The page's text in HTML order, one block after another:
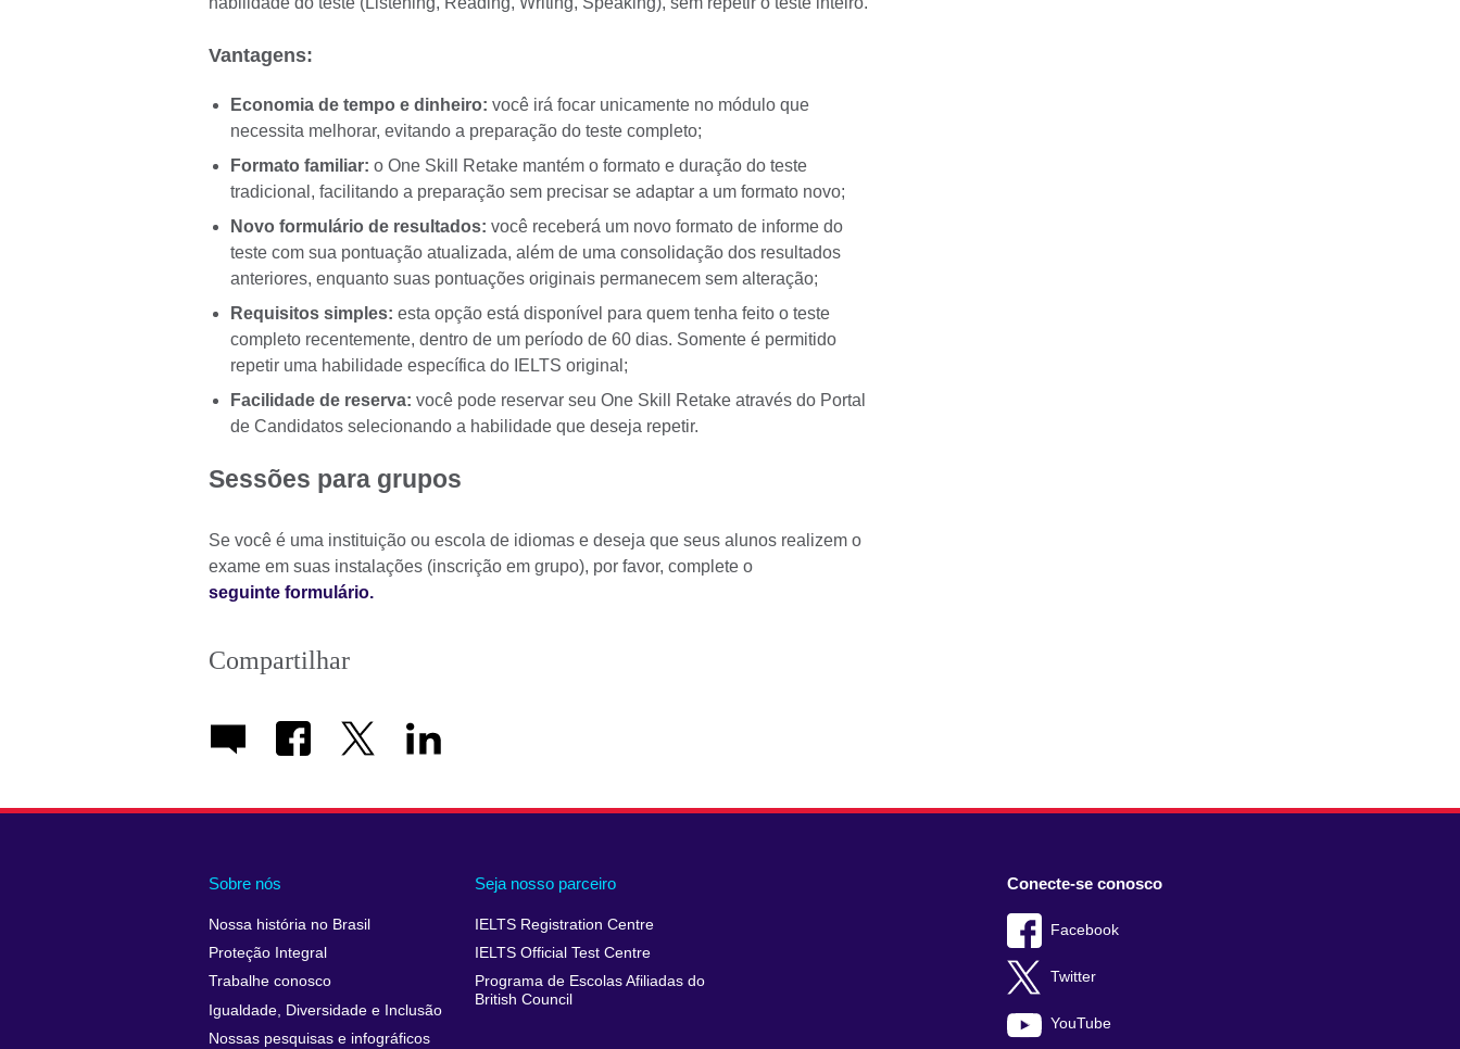
Vantagens:
Economia de tempo e dinheiro: você irá focar unicamente no módulo que
necessita melhorar, evitando a preparação do teste completo;
Formato familiar: o One Skill Retake mantém o formato e duração do teste
tradicional, facilitando a preparação sem precisar se adaptar a um formato novo;
Novo formulário de resultados: você receberá um novo formato de informe do
teste com sua pontuação atualizada, além de uma consolidação dos resultados
anteriores, enquanto suas pontuações originais permanecem sem alteração;
Requisitos simples: esta opção está disponível para quem tenha feito o teste
completo recentemente, dentro de um período de 60 dias. Somente é permitido
repetir uma habilidade específica do IELTS original;
Facilidade de reserva: você pode reservar seu One Skill Retake através do Portal
de Candidatos selecionando a habilidade que deseja repetir.
Sessões para grupos
Se você é uma instituição ou escola de idiomas e deseja que seus alunos realizem o
exame em suas instalações (inscrição em grupo), por favor, complete o
seguinte formulário.
Compartilhar
Sobre nós
Nossa história no Brasil
Proteção Integral
Trabalhe conosco
Igualdade, Diversidade e Inclusão
Nossas pesquisas e infográficos
Seja nosso parceiro
IELTS Registration Centre
IELTS Official Test Centre
Programa de Escolas Afiliadas do
British Council
Conecte-se conosco
Facebook
Twitter
YouTube